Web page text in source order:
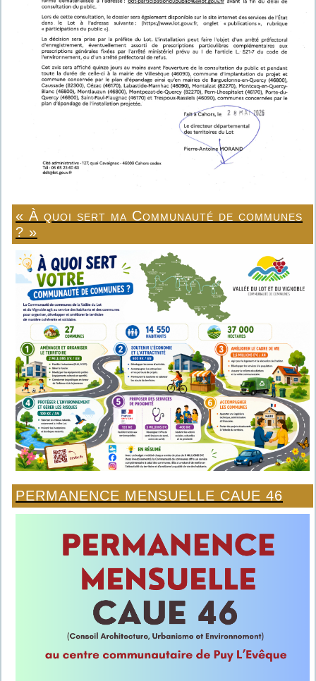
« À quoi sert ma Communauté de communes
? »
PERMANENCE MENSUELLE CAUE 46